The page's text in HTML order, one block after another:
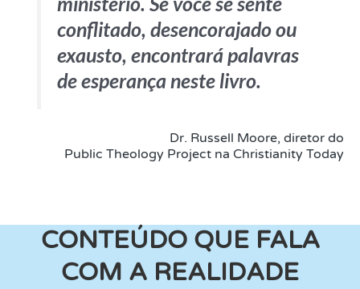
conflitado, desencorajado ou
exausto, encontrará palavras
de esperança neste livro.
Dr. Russell Moore, diretor do
Public Theology Project na Christianity Today
CONTEÚDO QUE FALA
COM A REALIDADE